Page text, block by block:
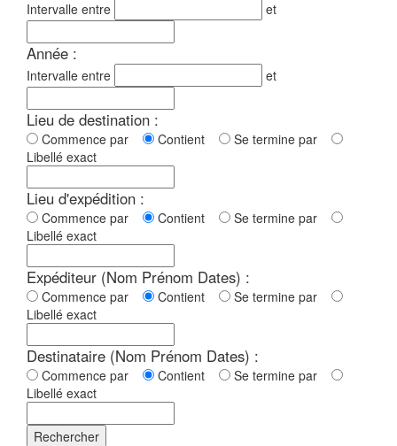
Intervalle entre et
Année :
Intervalle entre et
Lieu de destination :
Commence par Contient
Se termine par
Libellé exact
Lieu d'expédition :
Commence par Contient
Se termine par
Libellé exact
Expéditeur (Nom Prénom Dates) :
Commence par Contient
Se termine par
Libellé exact
Destinataire (Nom Prénom Dates) :
Commence par Contient
Se termine par
Libellé exact
Rechercher